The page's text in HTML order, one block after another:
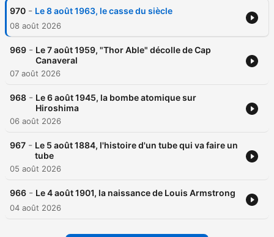
970 - Le 8 août 1963, le casse du siècle
08 août 2026
969 - Le 7 août 1959, "Thor Able" décolle de Cap
Canaveral
07 août 2026
968 - Le 6 août 1945, la bombe atomique sur
Hiroshima
06 août 2026
967 - Le 5 août 1884, l'histoire d'un tube qui va faire un
tube
05 août 2026
966 - Le 4 août 1901, la naissance de Louis Armstrong
04 août 2026